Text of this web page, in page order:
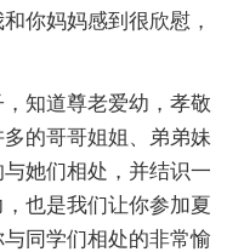
你妈妈感到很欣慰，
知道尊老爱幼，孝敬
的哥哥姐姐、弟弟妹
她们相处，并结识一
也是我们让你参加夏
同学们相处的非常愉